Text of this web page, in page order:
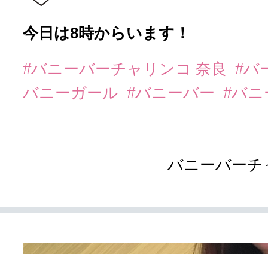
今日は8時からいます！
#バニーバーチャリンコ 奈良
#バ
バニーガール #バニーバー #バ
バニーバー